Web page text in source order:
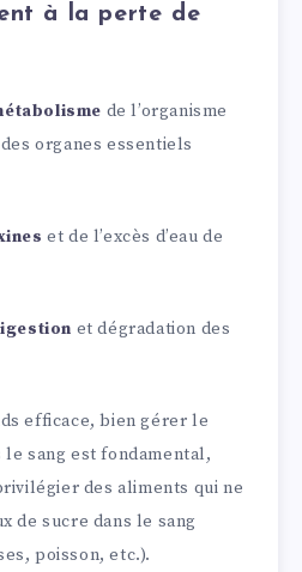
à la perte de
de l’organisme
organes essentiels
et de l’excès d’eau de
et dégradation des
efficace, bien gérer le
le sang est fondamental,
des aliments qui ne
de sucre dans le sang
poisson, etc.).